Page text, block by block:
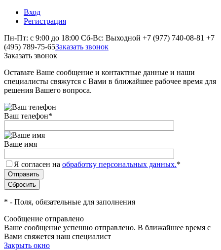
Вход
Регистрация
Пн-Пт: с 9:00 до 18:00 Сб-Вс: Выходной +7 (977) 740-08-81 +7
(495) 789-75-65Заказать звонок
Заказать звонок
Оставьте Ваше сообщение и контактные данные и наши
специалисты свяжутся с Вами в ближайшее рабочее время для
решения Вашего вопроса.
Ваш телефон*
Ваше имя
Я согласен на обработку персональных данных.*
* - Поля, обязательные для заполнения
Сообщение отправлено
Ваше сообщение успешно отправлено. В ближайшее время с
Вами свяжется наш специалист
Закрыть окно